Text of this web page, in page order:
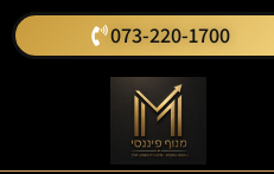
073-220-1700